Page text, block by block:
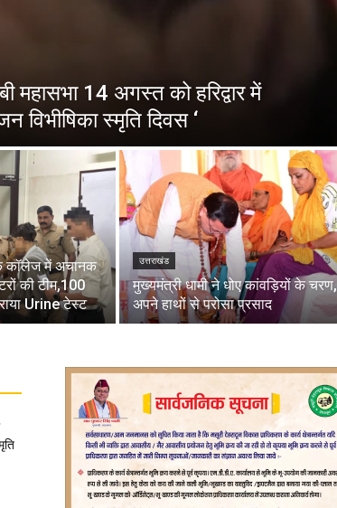
महासभा 14 अगस्त को हरिद्वार में
विभीषिका स्मृति दिवस ‘
कॉलेज में अचानक
की टीम,100
Urine टेस्ट
उत्तराखंड
मुख्यमंत्री धामी ने धोए कांवड़ियों के चरण,
अपने हाथों से परोसा प्रसाद